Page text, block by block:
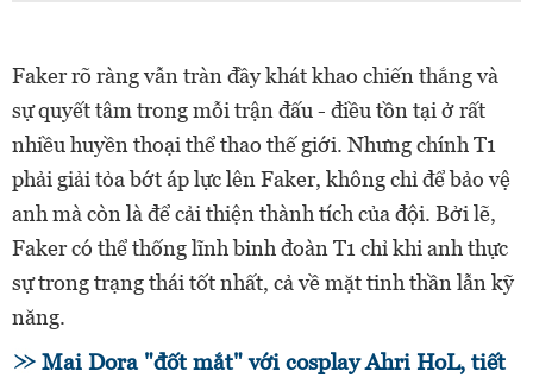
Faker rõ ràng vẫn tràn đầy khát khao chiến thắng và
sự quyết tâm trong mỗi trận đấu - điều tồn tại ở rất
nhiều huyền thoại thể thao thế giới. Nhưng chính T1
phải giải tỏa bớt áp lực lên Faker, không chỉ để bảo vệ
anh mà còn là để cải thiện thành tích của đội. Bởi lẽ,
Faker có thể thống lĩnh binh đoàn T1 chỉ khi anh thực
sự trong trạng thái tốt nhất, cả về mặt tinh thần lẫn kỹ
năng.
Mai Dora "đốt mắt" với cosplay Ahri HoL, tiết